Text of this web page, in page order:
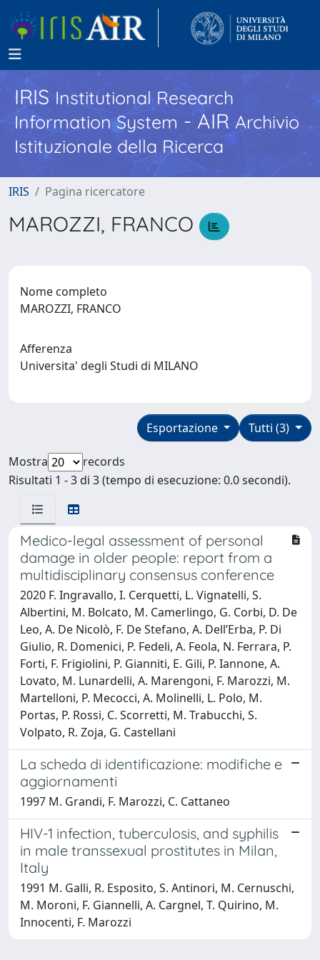
IRISInstitutional Research
Information System - AIR Archivio
Istituzionale della Ricerca
IRIS Pagina ricercatore
MAROZZI, FRANCO
Nome completo
MAROZZI, FRANCO
Afferenza
Universita' degli Studi di MILANO
Tutti (3)
Esportazione
Mostra
records
Risultati 1 - 3 di 3 (tempo di esecuzione: 0.0 secondi).
Medico-legal assessment of personal
damage in older people: report from a
multidisciplinary consensus conference
2020 F. Ingravallo, I. Cerquetti, L. Vignatelli, S.
Albertini, M. Bolcato, M. Camerlingo, G. Corbi, D. De
Leo, A. De Nicolò, F. De Stefano, A. Dell’Erba, P. Di
Giulio, R. Domenici, P. Fedeli, A. Feola, N. Ferrara, P.
Forti, F. Frigiolini, P. Gianniti, E. Gili, P. Iannone, A.
Lovato, M. Lunardelli, A. Marengoni, F. Marozzi, M.
Martelloni, P. Mecocci, A. Molinelli, L. Polo, M.
Portas, P. Rossi, C. Scorretti, M. Trabucchi, S.
Volpato, R. Zoja, G. Castellani
La scheda di identificazione: modifiche e
aggiornamenti
1997 M. Grandi, F. Marozzi, C. Cattaneo
HIV-1 infection, tuberculosis, and syphilis
in male transsexual prostitutes in Milan,
Italy
1991 M. Galli, R. Esposito, S. Antinori, M. Cernuschi,
M. Moroni, F. Giannelli, A. Cargnel, T. Quirino, M.
Innocenti, F. Marozzi